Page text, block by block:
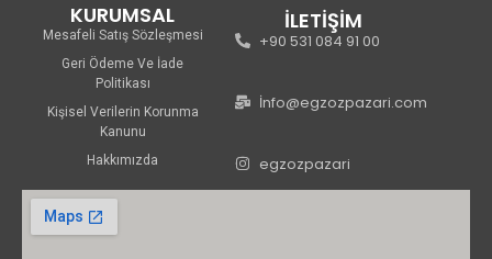
KURUMSAL
Mesafeli Satış Sözleşmesi
Geri Ödeme Ve İade
Politikası
Kişisel Verilerin Korunma
Kanunu
Hakkımızda
İLETİŞİM
+90 531 084 91 00
İnfo@egzozpazari.com
egzozpazari